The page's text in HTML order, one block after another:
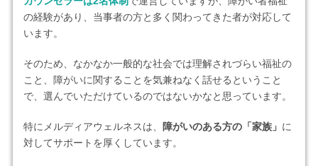
の経験があり、当事者の方と多く関わってきた者が対応して
います。
そのため、なかなか一般的な社会では理解されづらい福祉の
こと、障がいに関することを気兼ねなく話せるということ
で、選んでいただけているのではないかなと思っています。
特にメルディアウェルネスは、 障がいのある方の「家族」 に
対してサポートを厚くしています。